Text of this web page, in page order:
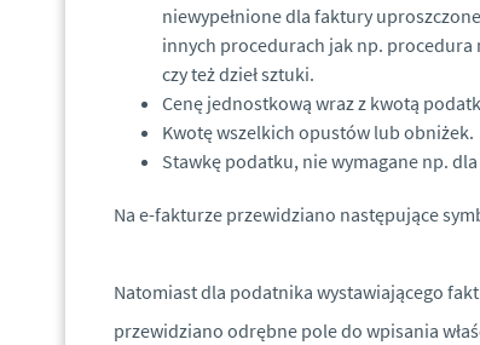
niewypełnione dla faktury
innych procedurach jak np. procedura
czy też dzieł sztuki.
Cenę jednostkową wraz z kwotą
Kwotę wszelkich opustów lub obniżek.
Stawkę podatku, nie wymagane np.
Na e-fakturze przewidziano następujące
Natomiast dla podatnika wystawiającego
przewidziano odrębne pole do wpisania